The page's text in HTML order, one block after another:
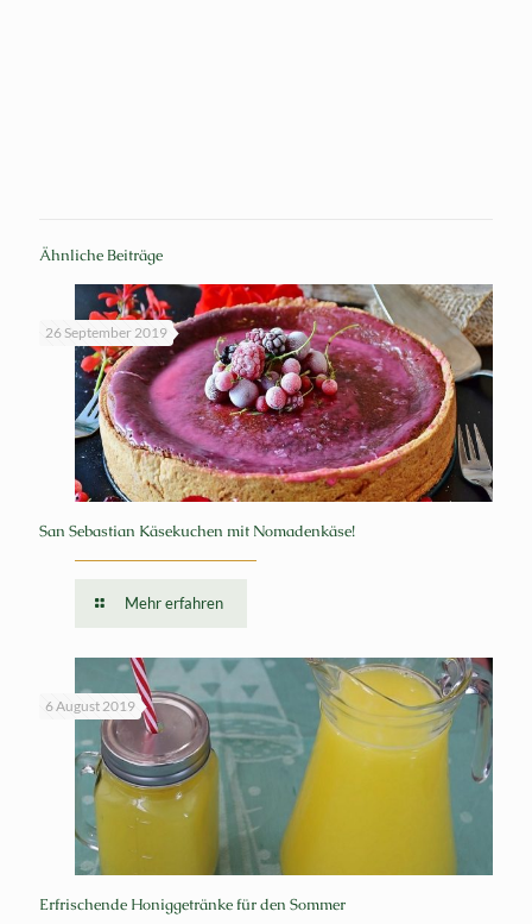
Ähnliche Beiträge
26 September 2019
San Sebastian Käsekuchen mit Nomadenkäse!
Mehr erfahren
6 August 2019
Erfrischende Honiggetränke für den Sommer